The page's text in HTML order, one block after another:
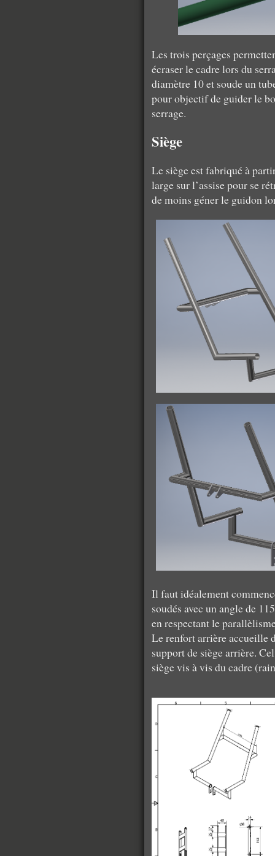
Les trois perçages
écraser le cadre lors du
diamètre 10 et soude un
pour objectif de guider le
serrage.
Siège
Le siège est fabriqué à
large sur l’assise pour se
de moins géner le guidon
Il faut idéalement
soudés avec un angle de
en respectant le
Le renfort arrière accueille
support de siège arrière.
siège vis à vis du cadre